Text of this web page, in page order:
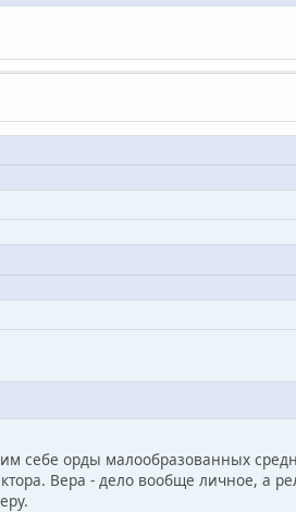
себе орды малообразованных
Вера - дело вообще личное, а